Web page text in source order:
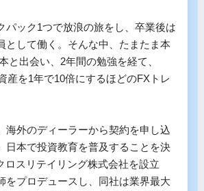
パック1つで放浪の旅をし、卒業後は
として働く。そんな中、たまたま本
と出会い、2年間の勉強を経て、
産を1年で10倍にするほどのFXトレ
海外のディーラーから契約を申し込
日本で投資教育を普及することを決
ロスリテイリング株式会社を設立
をプロデュースし、同社は業界最大